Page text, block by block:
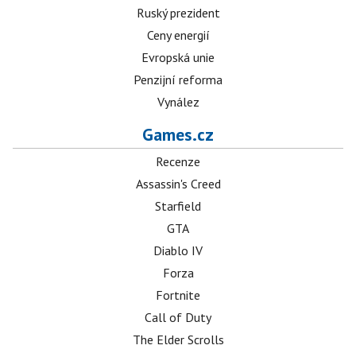
Ruský prezident
Ceny energií
Evropská unie
Penzijní reforma
Vynález
Games.cz
Recenze
Assassin's Creed
Starfield
GTA
Diablo IV
Forza
Fortnite
Call of Duty
The Elder Scrolls